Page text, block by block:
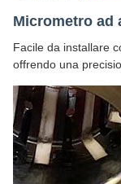
Micrometro ad
Facile da installare
offrendo una